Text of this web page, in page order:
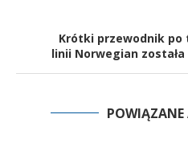
Krótki przewodnik po
linii Norwegian
POWIĄZANE